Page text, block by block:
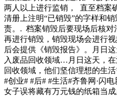
两人以上进行监销， 直至档案
清册上注明“已销毁”的字样和
责。. 档案销毁后要现场后核对
再进行销毁，销毁现场会进行
后会提供《销毁报告》。月日
入废品回收领域…月日这天，
回收领域，他们坚信理想的生
#创业# #后# #生活#齐鲁网·闪
女子误将藏有万元钱的纸箱当